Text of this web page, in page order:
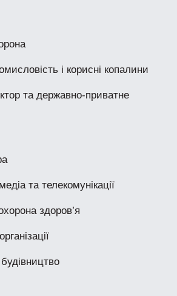
і корисні копалини
та державно-приватне
та телекомунікації
здоров’я